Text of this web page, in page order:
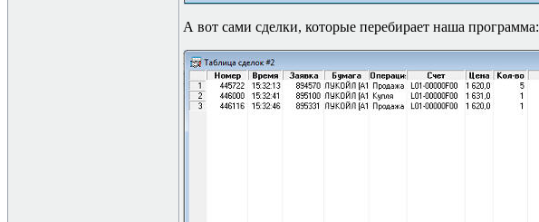
А вот сами сделки, которые перебирает наша программа: